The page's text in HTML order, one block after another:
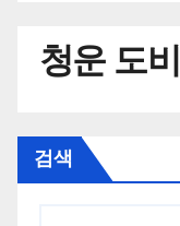
청운 도비
검색